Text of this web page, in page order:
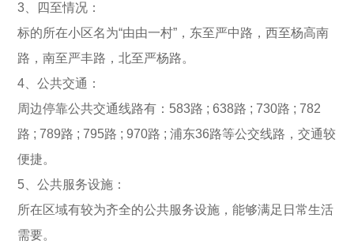
3、四至情况：
标的所在小区名为“由由一村”，东至严中路，西至杨高南
路，南至严丰路，北至严杨路。
4、公共交通：
周边停靠公共交通线路有：583路 ; 638路 ; 730路 ; 782
路 ; 789路 ; 795路 ; 970路 ; 浦东36路等公交线路，交通较
便捷。
5、公共服务设施：
所在区域有较为齐全的公共服务设施，能够满足日常生活
需要。